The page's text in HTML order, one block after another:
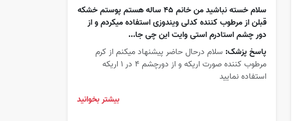
سلام خسته نباشید من خانم 45 ساله هستم پوستم خشکه
قبلن از مرطوب کننده کدلی ویندوزی استفاده میکردم و از
دور چشم استادرم استی وایت این چی جا...
پاسخ پزشک: سلام درحال حاضر پیشنهاد میکنم از کرم
مرطوب کننده صورت اریکه و از دورچشم 4 در 1 اریکه
استفاده نمایید
بیشتر بخوانید